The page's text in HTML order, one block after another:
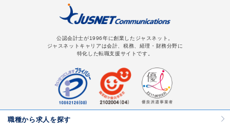
公認会計士が1996年に創業したジャスネット。
ジャスネットキャリアは会計、税務、経理・財務分野に
特化した転職支援サイトです。
職種から求人を探す